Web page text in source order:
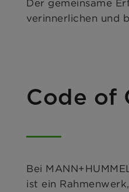
Der gemeinsame
verinnerlichen und
Code of
Bei
ist ein